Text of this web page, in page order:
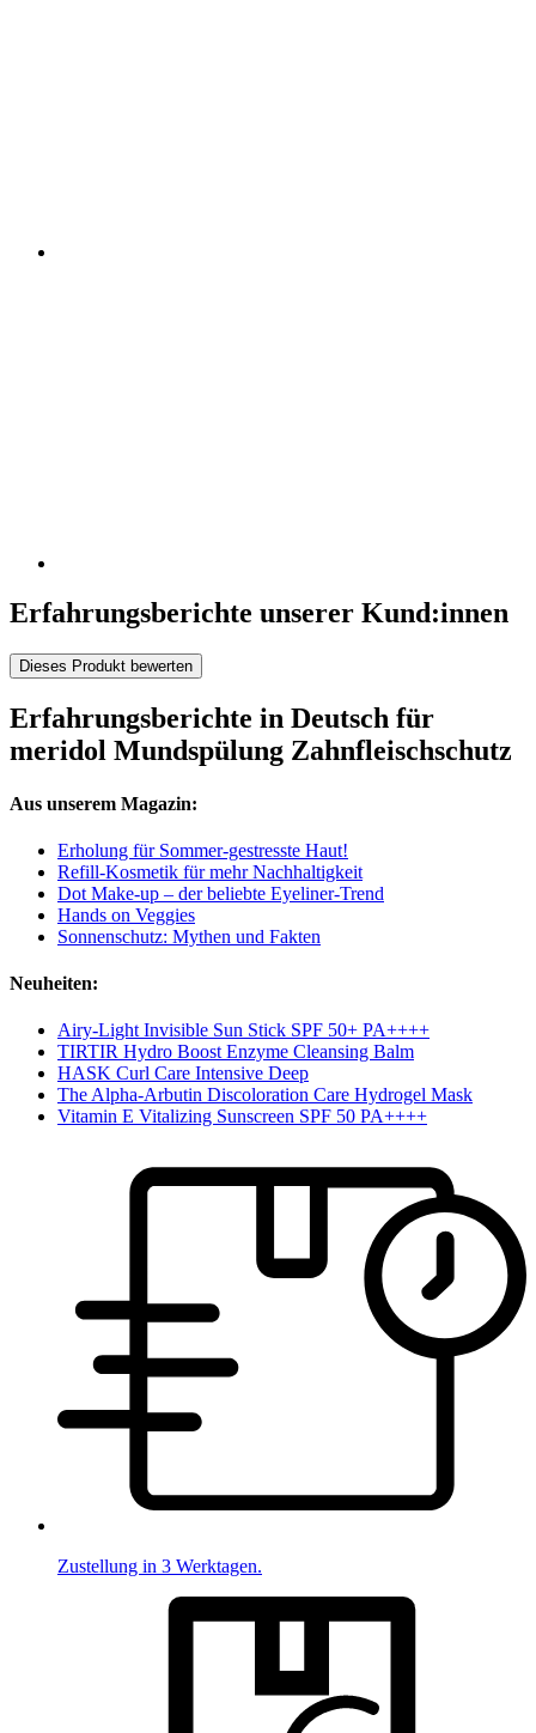
Erfahrungsberichte unserer Kund:innen
Dieses Produkt bewerten
Erfahrungsberichte in Deutsch für
meridol Mundspülung Zahnfleischschutz
Aus unserem Magazin:
Erholung für Sommer-gestresste Haut!
Refill-Kosmetik für mehr Nachhaltigkeit
Dot Make-up – der beliebte Eyeliner-Trend
Hands on Veggies
Sonnenschutz: Mythen und Fakten
Neuheiten:
Airy-Light Invisible Sun Stick SPF 50+ PA++++
TIRTIR Hydro Boost Enzyme Cleansing Balm
HASK Curl Care Intensive Deep
The Alpha-Arbutin Discoloration Care Hydrogel Mask
Vitamin E Vitalizing Sunscreen SPF 50 PA++++
Zustellung in 3 Werktagen.